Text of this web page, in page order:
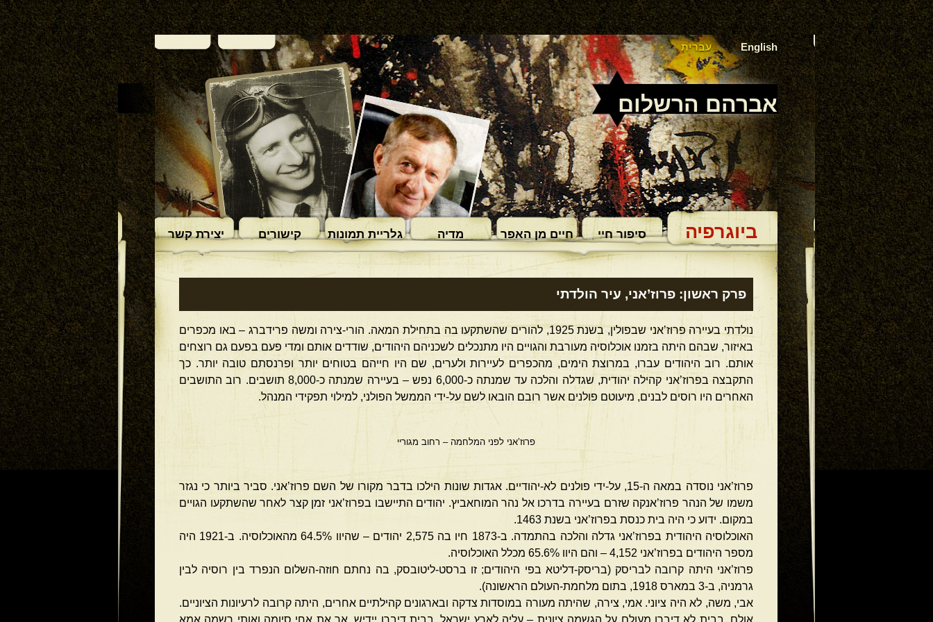
English עברית
אברהם הרשלום
ביוגרפיה סיפור חיי חיים מן האפר מדיה גלריית תמונות קישורים יצירת קשר
פרק ראשון: פרוז’אני, עיר הולדתי
נולדתי בעיירה פרוז’אני שבפולין, בשנת 1925, להורים שהשתקעו בה בתחילת המאה. הורי-צירה ומשה פרידברג – באו מכפרים
באיזור, שבהם היתה בזמנו אוכלוסיה מעורבת והגויים היו מתנכלים לשכניהם היהודים, שודדים אותם ומדי פעם בפעם גם רוצחים
אותם. רוב היהודים עברו, במרוצת הימים, מהכפרים לעיירות ולערים, שם היו חייהם בטוחים יותר ופרנסתם טובה יותר. כך
התקבצה בפרוז’אני קהילה יהודית, שגדלה והלכה עד שמנתה כ-6,000 נפש – בעיירה שמנתה כ-8,000 תושבים. רוב התושבים
האחרים היו רוסים לבנים, מיעוטם פולנים אשר רובם הובאו לשם על-ידי הממשל הפולני, למילוי תפקידי המנהל.
פרוז’אני לפני המלחמה – רחוב מגוריי
פרוז’אני נוסדה במאה ה-15, על-ידי פולנים לא-יהודיים. אגדות שונות הילכו בדבר מקורו של השם פרוז’אני. סביר ביותר כי נגזר
משמו של הנהר פרוז’אנקה שזרם בעיירה בדרכו אל נהר המוחאביץ. יהודים התיישבו בפרוז’אני זמן קצר לאחר שהשתקעו הגויים
במקום. ידוע כי היה בית כנסת בפרוז’אני בשנת 1463.
האוכלוסיה היהודית בפרוז’אני גדלה והלכה בהתמדה. ב-1873 חיו בה 2,575 יהודים – שהיוו 64.5% מהאוכלוסיה. ב-1921 היה
מספר היהודים בפרוז’אני 4,152 – והם היוו 65.6% מכלל האוכלוסיה.
פרוז’אני היתה קרובה לבריסק (בריסק-דליטא בפי היהודים; זו ברסט-ליטובסק, בה נחתם חוזה-השלום הנפרד בין רוסיה לבין
גרמניה, ב-3 במארס 1918, בתום מלחמת-העולם הראשונה).
אבי, משה, לא היה ציוני. אמי, צירה, שהיתה מעורה במוסדות צדקה ובארגונים קהילתיים אחרים, היתה קרובה לרעיונות הציוניים.
אולם, בבית לא דיברו מעולם על הגשמה ציונית – עליה לארץ ישראל. בבית דיברו יידיש, אך את אחי סיומה ואותי רשמה אמא